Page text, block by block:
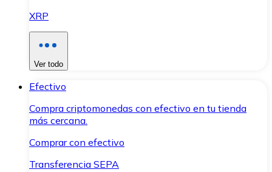
XRP
Ver todo
Efectivo
Compra criptomonedas con efectivo en tu tienda
más cercana.
Comprar con efectivo
Transferencia SEPA